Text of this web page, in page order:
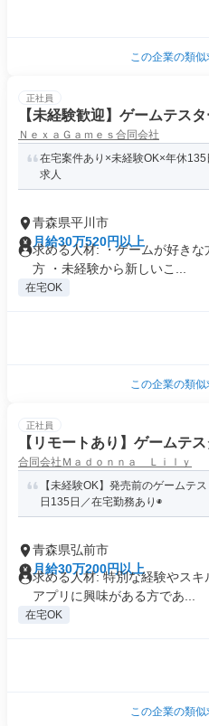
この企業の類
正社員
【未経験歓迎】ゲームテス
ＮｅｘａＧａｍｅｓ合同会社
在宅案件あり×未経験OK×年休
求人
青森県平川市
月給30万520円以上
求める人材: ・ゲームが好き
方 ・未経験から新しいこ...
在宅OK
この企業の類
正社員
【リモートあり】ゲームテ
合同会社Ｍａｄｏｎｎａ Ｌｉｌｙ
【未経験OK】発売前のゲームテ
日135日／在宅勤務あり◉
青森県弘前市
月給30万200円以上
求める人材: 特別な経験やス
アプリに興味がある方であ...
在宅OK
この企業の類